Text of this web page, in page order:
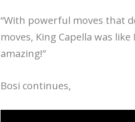
“With powerful moves that
moves, King Capella was
amazing!”
Bosi continues,